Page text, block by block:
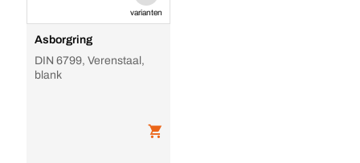
varianten
Asborgring
DIN 6799, Verenstaal,
blank